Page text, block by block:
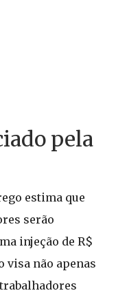
pela
estima que
serão
injeção de R$
visa não apenas